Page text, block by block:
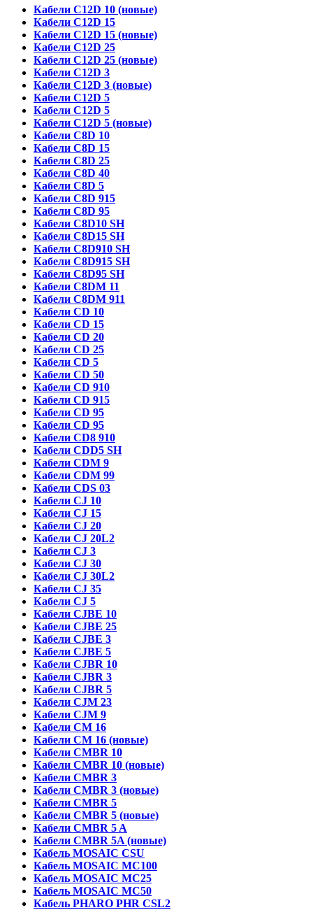
Кабели C12D 10 (новые)
Кабели C12D 15
Кабели C12D 15 (новые)
Кабели C12D 25
Кабели C12D 25 (новые)
Кабели C12D 3
Кабели C12D 3 (новые)
Кабели C12D 5
Кабели C12D 5
Кабели C12D 5 (новые)
Кабели C8D 10
Кабели C8D 15
Кабели C8D 25
Кабели C8D 40
Кабели C8D 5
Кабели C8D 915
Кабели C8D 95
Кабели C8D10 SH
Кабели C8D15 SH
Кабели C8D910 SH
Кабели C8D915 SH
Кабели C8D95 SH
Кабели C8DM 11
Кабели C8DM 911
Кабели CD 10
Кабели CD 15
Кабели CD 20
Кабели CD 25
Кабели CD 5
Кабели CD 50
Кабели CD 910
Кабели CD 915
Кабели CD 95
Кабели CD 95
Кабели CD8 910
Кабели CDD5 SH
Кабели CDM 9
Кабели CDM 99
Кабели CDS 03
Кабели CJ 10
Кабели CJ 15
Кабели CJ 20
Кабели CJ 20L2
Кабели CJ 3
Кабели CJ 30
Кабели CJ 30L2
Кабели CJ 35
Кабели CJ 5
Кабели CJBE 10
Кабели CJBE 25
Кабели CJBE 3
Кабели CJBE 5
Кабели CJBR 10
Кабели CJBR 3
Кабели CJBR 5
Кабели CJM 23
Кабели CJM 9
Кабели CM 16
Кабели CM 16 (новые)
Кабели CMBR 10
Кабели CMBR 10 (новые)
Кабели CMBR 3
Кабели CMBR 3 (новые)
Кабели CMBR 5
Кабели CMBR 5 (новые)
Кабели CMBR 5 A
Кабели CMBR 5A (новые)
Кабель MOSAIC CSU
Кабель MOSAIC MC100
Кабель MOSAIC MC25
Кабель MOSAIC MC50
Кабель PHARO PHR CSL2